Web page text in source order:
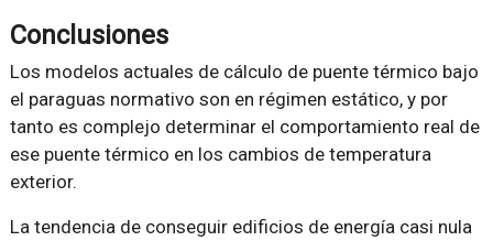
Conclusiones
Los modelos actuales de cálculo de puente térmico bajo
el paraguas normativo son en régimen estático, y por
tanto es complejo determinar el comportamiento real de
ese puente térmico en los cambios de temperatura
exterior.
La tendencia de conseguir edificios de energía casi nula